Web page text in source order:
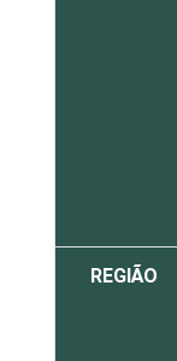
REGIÃO